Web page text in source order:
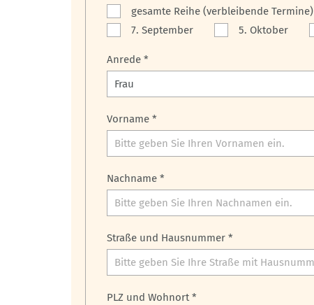
gesamte Reihe (verbleibende Termine)
7. September
5. Oktober
Anrede *
Vorname *
Nachname *
Straße und Hausnummer *
PLZ und Wohnort *